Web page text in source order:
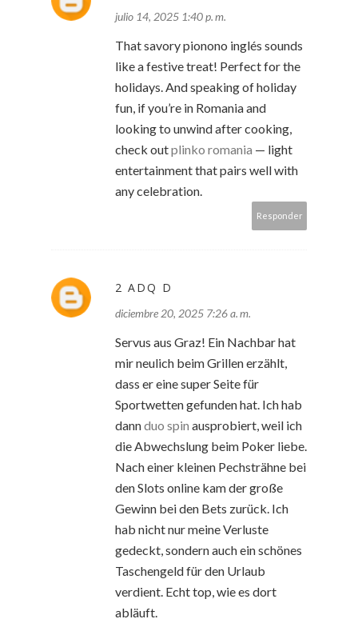
julio 14, 2025 1:40 p. m.
That savory pionono inglés sounds
like a festive treat! Perfect for the
holidays. And speaking of holiday
fun, if you’re in Romania and
looking to unwind after cooking,
check outplinko romania — light
entertainment that pairs well with
any celebration.
Responder
2 ADQ D
diciembre 20, 2025 7:26 a. m.
Servus aus Graz! Ein Nachbar hat
mir neulich beim Grillen erzählt,
dass er eine super Seite für
Sportwetten gefunden hat. Ich hab
dannduo spin ausprobiert, weil ich
die Abwechslung beim Poker liebe.
Nach einer kleinen Pechsträhne bei
den Slots online kam der große
Gewinn bei den Bets zurück. Ich
hab nicht nur meine Verluste
gedeckt, sondern auch ein schönes
Taschengeld für den Urlaub
verdient. Echt top, wie es dort
abläuft.